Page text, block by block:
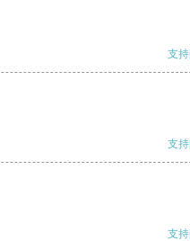
支持
支持
支持